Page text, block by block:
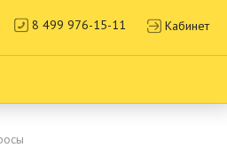
8 499 976-15-11 Кабинет